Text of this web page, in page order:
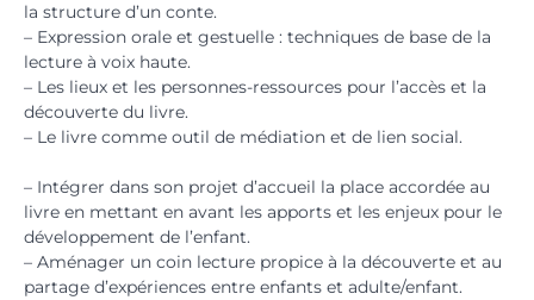
la structure d’un conte.
– Expression orale et gestuelle : techniques de base de la
lecture à voix haute.
– Les lieux et les personnes-ressources pour l’accès et la
découverte du livre.
– Le livre comme outil de médiation et de lien social.
– Intégrer dans son projet d’accueil la place accordée au
livre en mettant en avant les apports et les enjeux pour le
développement de l’enfant.
– Aménager un coin lecture propice à la découverte et au
partage d’expériences entre enfants et adulte/enfant.